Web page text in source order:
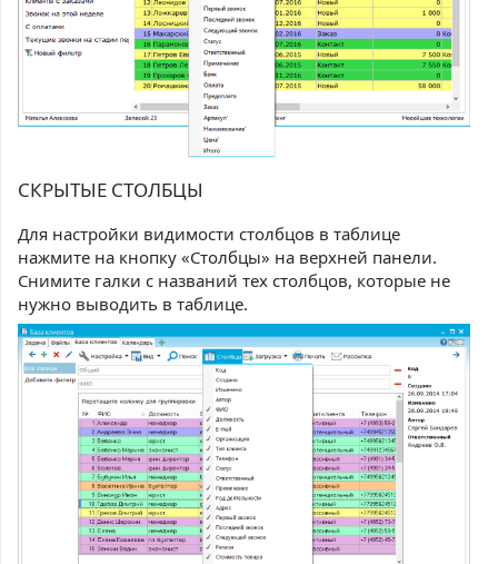
СКРЫТЫЕ СТОЛБЦЫ
Для настройки видимости столбцов в таблице
нажмите на кнопку «Столбцы» на верхней панели.
Снимите галки с названий тех столбцов, которые не
нужно выводить в таблице.